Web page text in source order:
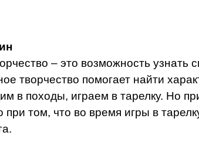
– это возможность
творчество помогает найти
в походы, играем в тарелку. Но
при том, что во время игры в